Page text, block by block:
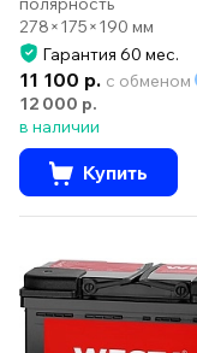
278×175×190 мм
Гарантия 60 мес.
11 100 р. с обменом
12 000 р.
в наличии
Купить